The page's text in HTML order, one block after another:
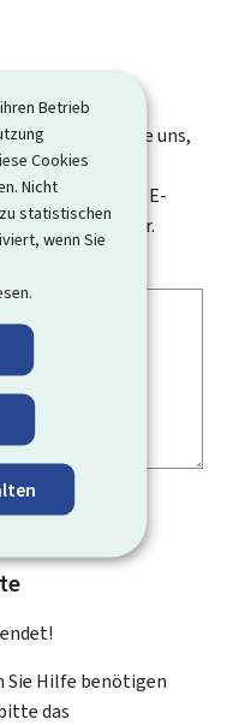
Betrieb
Cookies
Nicht
statistischen
wenn Sie
und helfen Sie uns,
Sie keine
Beispiel Ihre E-
Telefonnummer.
Sie Hilfe benötigen
das